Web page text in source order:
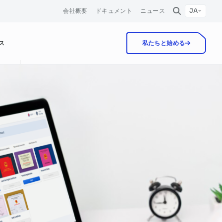
会社概要 ドキュメント ニュース
イベント
ニュース
JA
カスタマーケア
ナレッジマネジメント
ドキュメント自動化
顧客確認
自動化マーケティングキャンペーン
FPT AI Chat
FPT AI Enhance
FPT AI eKYC
FPT Voice Maker
保険
HRM
法務 & コンプライアンス
ウェビナー
ホワイトペーパー
私たちと始める